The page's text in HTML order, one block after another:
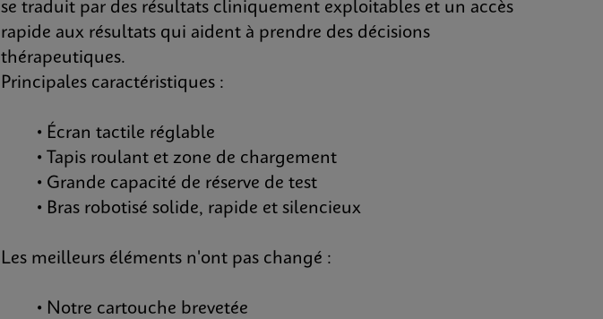
se traduit par des résultats cliniquement exploitables et un accès
rapide aux résultats qui aident à prendre des décisions
thérapeutiques.
Principales caractéristiques :
• Écran tactile réglable
• Tapis roulant et zone de chargement
• Grande capacité de réserve de test
• Bras robotisé solide, rapide et silencieux
Les meilleurs éléments n'ont pas changé :
• Notre cartouche brevetée